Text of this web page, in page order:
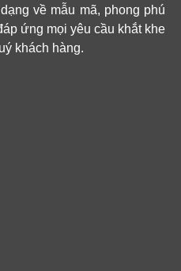
về mẫu mã, phong phú
ứng mọi yêu cầu khắt khe
khách hàng.